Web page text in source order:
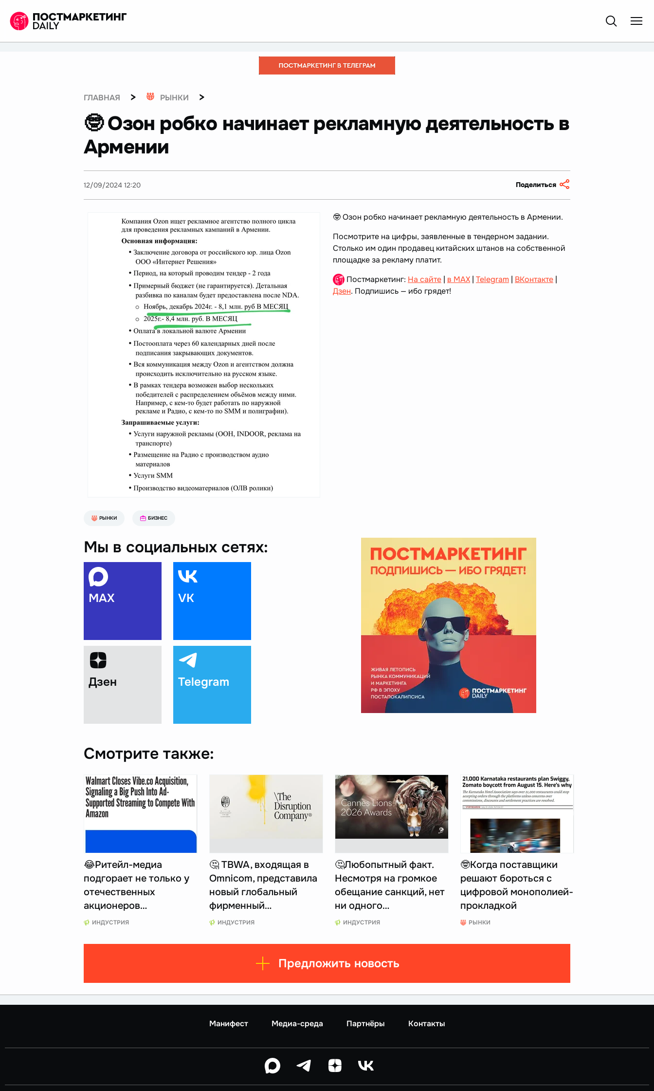
ГЛАВНАЯ > РЫНКИ >
🤓 Озон робко начинает рекламную деятельность в
Армении
12/09/2024 12:20 Поделиться
🤓 Озон робко начинает рекламную деятельность в Армении.
Посмотрите на цифры, заявленные в тендерном задании.
Столько им один продавец китайских штанов на собственной
площадке за рекламу платит.
Постмаркетинг: На сайте | в MAX | Telegram | ВКонтакте |
Дзен. Подпишись — ибо грядет!
РЫНКИ БИЗНЕС
Мы в социальных сетях:
MAX VK
Дзен Telegram
Смотрите также:
😂Ритейл-медиа
подгорает не только у
отечественных
акционеров…
ИНДУСТРИЯ
🤔 TBWA, входящая в
Omnicom, представила
новый глобальный
фирменный…
ИНДУСТРИЯ
🤔Любопытный факт.
Несмотря на громкое
обещание санкций, нет
ни одного…
ИНДУСТРИЯ
🤓Когда поставщики
решают бороться с
цифровой монополией-
прокладкой
РЫНКИ
Предложить новость
Манифест Медиа-среда Партнёры Контакты